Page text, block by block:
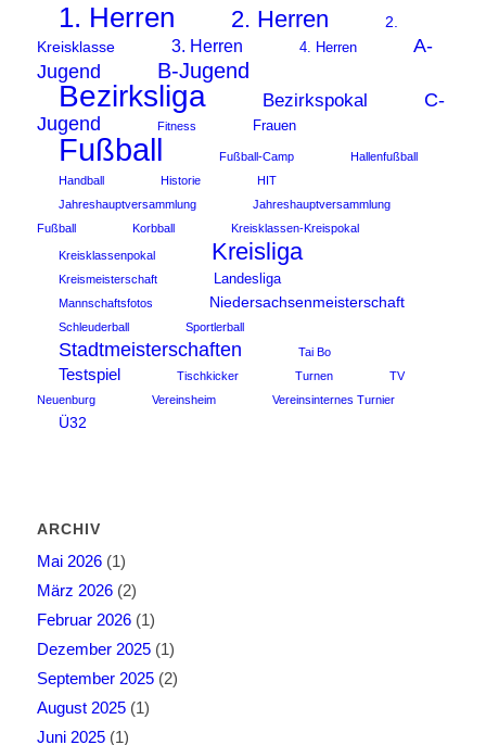
1. Herren 2. Herren
2.
Kreisklasse
3. Herren 4. Herren
A-
Jugend
B-Jugend
Bezirksliga Bezirkspokal
C-
Jugend
Fitness Frauen
Fußball Fußball-Camp
Hallenfußball
Handball
Historie
HIT
Jahreshauptversammlung
Jahreshauptversammlung
Fußball
Korbball Kreisklassen-Kreispokal
Kreisklassenpokal Kreisliga
Kreismeisterschaft Landesliga
Mannschaftsfotos Niedersachsenmeisterschaft
Schleuderball Sportlerball
Stadtmeisterschaften Tai Bo
Testspiel Tischkicker Turnen
TV
Neuenburg
Vereinsheim Vereinsinternes Turnier
Ü32
ARCHIV
Mai 2026(1)
März 2026(2)
Februar 2026(1)
Dezember 2025(1)
September 2025(2)
August 2025(1)
Juni 2025(1)